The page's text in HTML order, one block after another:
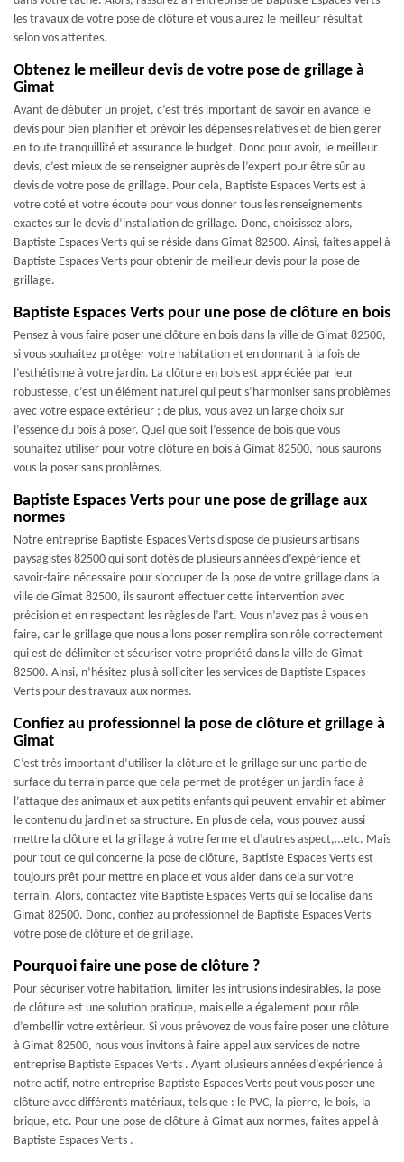
les travaux de votre pose de clôture et vous aurez le meilleur résultat
selon vos attentes.
Obtenez le meilleur devis de votre pose de grillage à
Gimat
Avant de débuter un projet, c’est très important de savoir en avance le
devis pour bien planifier et prévoir les dépenses relatives et de bien gérer
en toute tranquillité et assurance le budget. Donc pour avoir, le meilleur
devis, c’est mieux de se renseigner auprès de l’expert pour être sûr au
devis de votre pose de grillage. Pour cela, Baptiste Espaces Verts est à
votre coté et votre écoute pour vous donner tous les renseignements
exactes sur le devis d’installation de grillage. Donc, choisissez alors,
Baptiste Espaces Verts qui se réside dans Gimat 82500. Ainsi, faites appel à
Baptiste Espaces Verts pour obtenir de meilleur devis pour la pose de
grillage.
Baptiste Espaces Verts pour une pose de clôture en bois
Pensez à vous faire poser une clôture en bois dans la ville de Gimat 82500,
si vous souhaitez protéger votre habitation et en donnant à la fois de
l’esthétisme à votre jardin. La clôture en bois est appréciée par leur
robustesse, c’est un élément naturel qui peut s’harmoniser sans problèmes
avec votre espace extérieur ; de plus, vous avez un large choix sur
l’essence du bois à poser. Quel que soit l’essence de bois que vous
souhaitez utiliser pour votre clôture en bois à Gimat 82500, nous saurons
vous la poser sans problèmes.
Baptiste Espaces Verts pour une pose de grillage aux
normes
Notre entreprise Baptiste Espaces Verts dispose de plusieurs artisans
paysagistes 82500 qui sont dotés de plusieurs années d’expérience et
savoir-faire nécessaire pour s’occuper de la pose de votre grillage dans la
ville de Gimat 82500, ils sauront effectuer cette intervention avec
précision et en respectant les règles de l’art. Vous n’avez pas à vous en
faire, car le grillage que nous allons poser remplira son rôle correctement
qui est de délimiter et sécuriser votre propriété dans la ville de Gimat
82500. Ainsi, n’hésitez plus à solliciter les services de Baptiste Espaces
Verts pour des travaux aux normes.
Confiez au professionnel la pose de clôture et grillage à
Gimat
C’est très important d’utiliser la clôture et le grillage sur une partie de
surface du terrain parce que cela permet de protéger un jardin face à
l’attaque des animaux et aux petits enfants qui peuvent envahir et abîmer
le contenu du jardin et sa structure. En plus de cela, vous pouvez aussi
mettre la clôture et la grillage à votre ferme et d’autres aspect,…etc. Mais
pour tout ce qui concerne la pose de clôture, Baptiste Espaces Verts est
toujours prêt pour mettre en place et vous aider dans cela sur votre
terrain. Alors, contactez vite Baptiste Espaces Verts qui se localise dans
Gimat 82500. Donc, confiez au professionnel de Baptiste Espaces Verts
votre pose de clôture et de grillage.
Pourquoi faire une pose de clôture ?
Pour sécuriser votre habitation, limiter les intrusions indésirables, la pose
de clôture est une solution pratique, mais elle a également pour rôle
d’embellir votre extérieur. Si vous prévoyez de vous faire poser une clôture
à Gimat 82500, nous vous invitons à faire appel aux services de notre
entreprise Baptiste Espaces Verts . Ayant plusieurs années d’expérience à
notre actif, notre entreprise Baptiste Espaces Verts peut vous poser une
clôture avec différents matériaux, tels que : le PVC, la pierre, le bois, la
brique, etc. Pour une pose de clôture à Gimat aux normes, faites appel à
Baptiste Espaces Verts .